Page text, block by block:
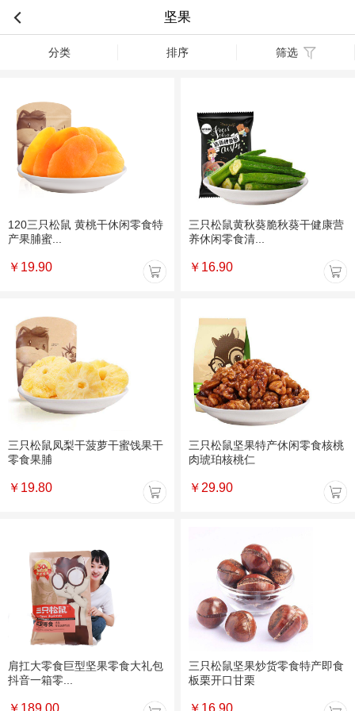
坚果
分类 排序 筛选
120三只松鼠 黄桃干休闲零食特
产果脯蜜...
￥ 19.90
三只松鼠黄秋葵脆秋葵干健康营
养休闲零食清...
￥ 16.90
三只松鼠凤梨干菠萝干蜜饯果干
零食果脯
￥ 19.80
三只松鼠坚果特产休闲零食核桃
肉琥珀核桃仁
￥ 29.90
肩扛大零食巨型坚果零食大礼包
抖音一箱零...
￥ 189.00
三只松鼠坚果炒货零食特产即食
板栗开口甘栗
￥ 16.90